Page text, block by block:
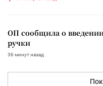
ОП сообщила о
ручки
36 минут назад